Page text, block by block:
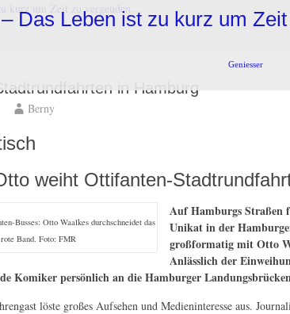
Das Leben ist zu kurz um
Geniesser
in Hamburg
Berny
weiht Ottifanten-
Busses: Otto Waalkes durchschneidet das
rote Band. Foto: FMR
Auf Hamburgs Straßen
Unikat in der
großformatig mit Otto
Anlässlich der
Komiker persönlich an die Hamburger
löste großes Aufsehen und Medieninteresse aus.